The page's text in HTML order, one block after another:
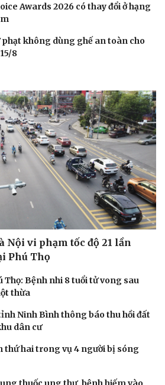
Awards 2026 có thay đổi ở hạng
phạt không dùng ghế an toàn cho
8
Nội vi phạm tốc độ 21 lần
Phú Thọ
Thọ: Bệnh nhi 8 tuổi tử vong sau
thừa
Ninh Bình thông báo thu hồi đất
dân cư
thứ hai trong vụ 4 người bị sóng